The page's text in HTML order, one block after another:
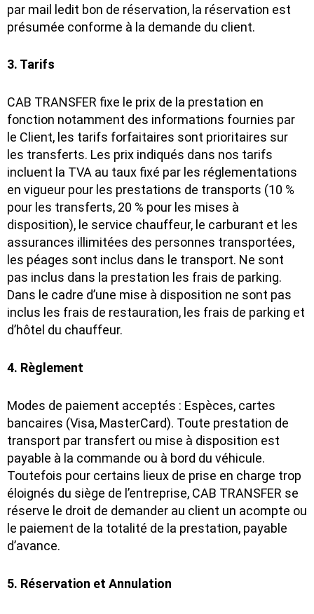
par mail ledit bon de réservation, la réservation est
présumée conforme à la demande du client.
3. Tarifs
CAB TRANSFER fixe le prix de la prestation en
fonction notamment des informations fournies par
le Client, les tarifs forfaitaires sont prioritaires sur
les transferts. Les prix indiqués dans nos tarifs
incluent la TVA au taux fixé par les réglementations
en vigueur pour les prestations de transports (10 %
pour les transferts, 20 % pour les mises à
disposition), le service chauffeur, le carburant et les
assurances illimitées des personnes transportées,
les péages sont inclus dans le transport. Ne sont
pas inclus dans la prestation les frais de parking.
Dans le cadre d’une mise à disposition ne sont pas
inclus les frais de restauration, les frais de parking et
d’hôtel du chauffeur.
4. Règlement
Modes de paiement acceptés : Espèces, cartes
bancaires (Visa, MasterCard). Toute prestation de
transport par transfert ou mise à disposition est
payable à la commande ou à bord du véhicule.
Toutefois pour certains lieux de prise en charge trop
éloignés du siège de l’entreprise, CAB TRANSFER se
réserve le droit de demander au client un acompte ou
le paiement de la totalité de la prestation, payable
d’avance.
5. Réservation et Annulation